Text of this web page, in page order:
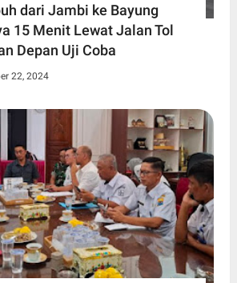
dari Jambi ke Bayung
15 Menit Lewat Jalan Tol
Depan Uji Coba
22, 2024